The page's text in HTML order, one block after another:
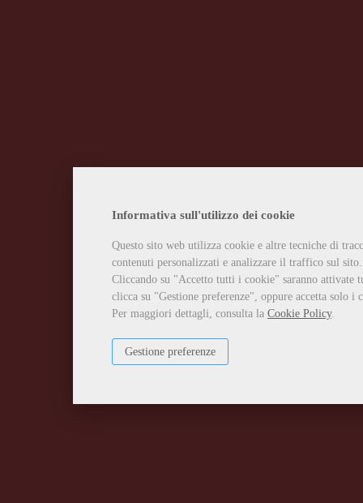
Informativa sull'utilizzo dei cookie
Questo sito web utilizza cookie e altre tecniche di
contenuti personalizzati e analizzare il traffico sul sito.
Cliccando su "Accetto tutti i cookie" saranno attivate
clicca su "Gestione preferenze", oppure accetta solo
Per maggiori dettagli, consulta la Cookie Policy.
Gestione preferenze